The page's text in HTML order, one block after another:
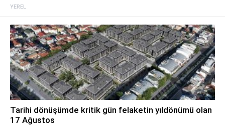
YEREL
Tarihi dönüşümde kritik gün felaketin yıldönümü olan
17 Ağustos